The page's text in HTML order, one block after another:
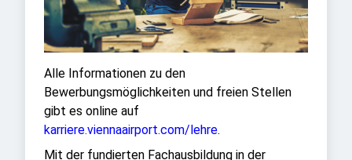
Alle Informationen zu den
Bewerbungsmöglichkeiten und freien Stellen
gibt es online auf
karriere.viennaairport.com/lehre.
Mit der fundierten Fachausbildung in der